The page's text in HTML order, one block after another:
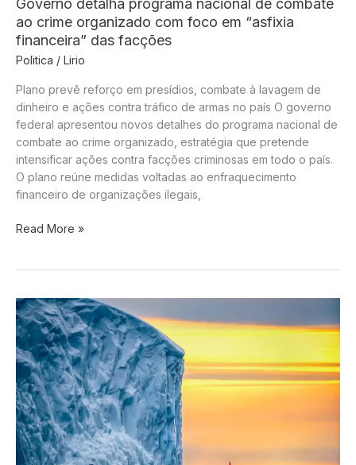
Governo detalha programa nacional de combate
ao crime organizado com foco em “asfixia
financeira” das facções
Politica / Lirio
Plano prevê reforço em presídios, combate à lavagem de
dinheiro e ações contra tráfico de armas no país O governo
federal apresentou novos detalhes do programa nacional de
combate ao crime organizado, estratégia que pretende
intensificar ações contra facções criminosas em todo o país.
O plano reúne medidas voltadas ao enfraquecimento
financeiro de organizações ilegais,
Governo
de
combate
ao
crime
organizado
com
foco
em
“asfixia
financeira”
Read More »